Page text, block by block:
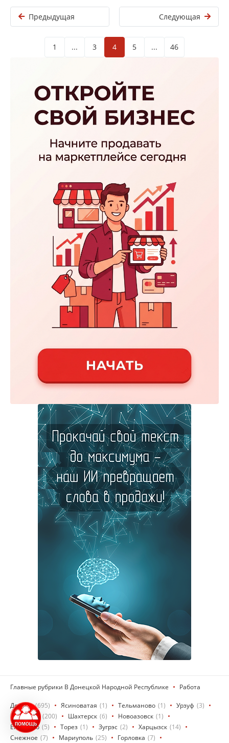
Предыдущая Следующая
1 ... 3 4 5 ... 46
Главные рубрики В Донецкой Народной Республике Работа
Донецк (695) Ясиноватая (1) Тельманово (1) Урзуф (3)
Макеевка (200) Шахтерск (6) Новоазовск (1)
Енакиево (5) Торез (1) Зугрэс (2) Харцызск (14)
Снежное (7) Мариуполь (25) Горловка (7)